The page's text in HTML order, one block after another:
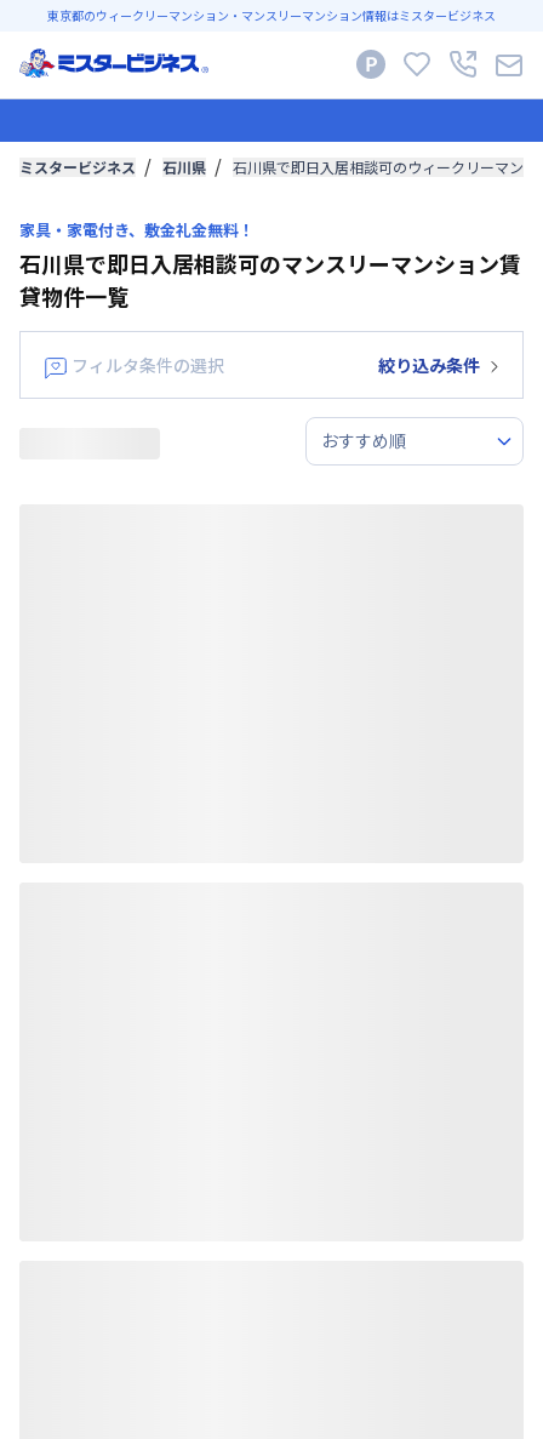
東京都のウィークリーマンション・マンスリーマンション情報はミスタービジネス
ミスタービジネス 石川県 石川県で即日入居相談可のウィークリーマン
家具・家電付き、敷金礼金無料！
石川県で即日入居相談可のマンスリーマンション賃
貸物件一覧
フィルタ条件の選択 絞り込み条件